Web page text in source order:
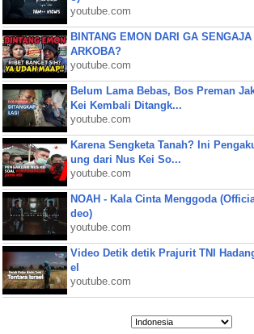
youtube.com
BINTANG EMON DARI GA
ARKOBA?
youtube.com
Belum Lama Bebas, Bos Preman
Kei Kembali Ditangk...
youtube.com
Karena Sengketa Tanah? Ini
ung dari Nus Kei So...
youtube.com
NOAH - Kala Cinta Menggoda
deo)
youtube.com
Video Detik detik Prajurit TNI
el
youtube.com